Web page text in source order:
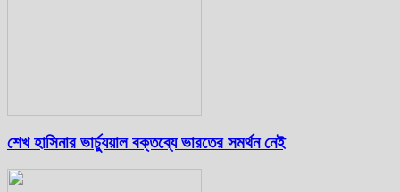
শেখ হাসিনার ভার্চ্যুয়াল বক্তব্যে ভারতের সমর্থন নেই